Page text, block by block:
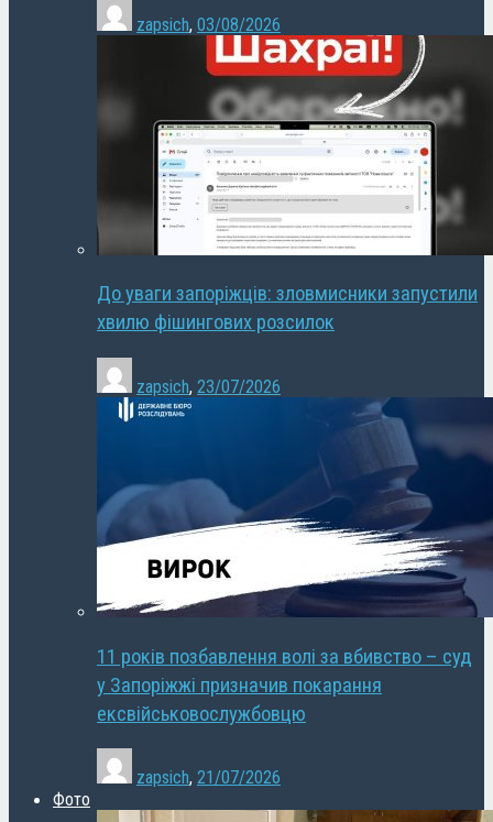
zapsich, 03/08/2026
До уваги запоріжців: зловмисники запустили
хвилю фішингових розсилок
zapsich, 23/07/2026
11 років позбавлення волі за вбивство – суд
у Запоріжжі призначив покарання
ексвійськовослужбовцю
zapsich, 21/07/2026
Фото